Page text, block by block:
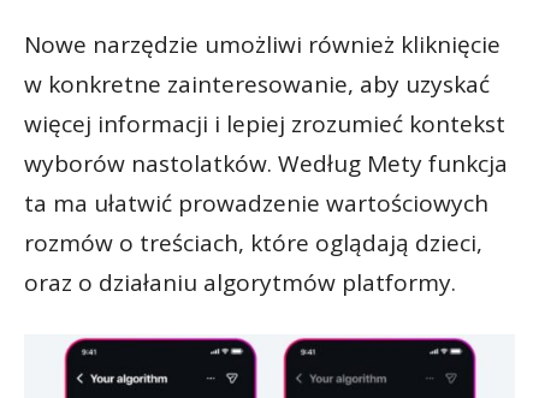
Nowe narzędzie umożliwi również kliknięcie
w konkretne zainteresowanie, aby uzyskać
więcej informacji i lepiej zrozumieć kontekst
wyborów nastolatków. Według Mety funkcja
ta ma ułatwić prowadzenie wartościowych
rozmów o treściach, które oglądają dzieci,
oraz o działaniu algorytmów platformy.